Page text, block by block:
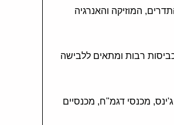
המוזיקה והאנרגיה
רבות ומתאים ללבישה
מכנסי דגמ"ח, מכנסיים